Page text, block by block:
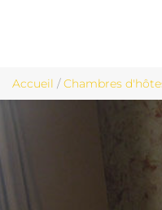
Accueil /Chambres